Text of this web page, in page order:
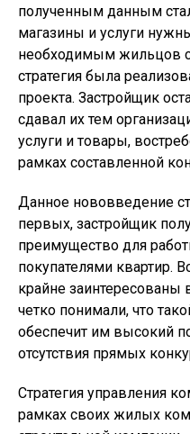
полученным данным
магазины и услуги
необходимым жильцов
стратегия была
проекта. Застройщик
сдавал их тем
услуги и товары,
рамках составленной
Данное нововведение
первых, застройщик
преимущество для
покупателями квартир.
крайне заинтересованы
четко понимали, что
обеспечит им высокий
отсутствия прямых
Стратегия управления
рамках своих жилых